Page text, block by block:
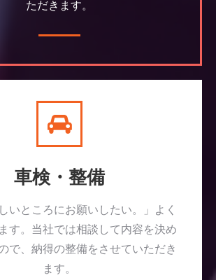
ただきます。
車検・整備
いところにお願いしたい。」よく
す。当社では相談して内容を決め
で、納得の整備をさせていただき
ます。